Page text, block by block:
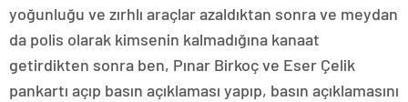
yoğunluğu ve zırhlı araçlar azaldıktan sonra ve meydan
da polis olarak kimsenin kalmadığına kanaat
getirdikten sonra ben, Pınar Birkoç ve Eser Çelik
pankartı açıp basın açıklaması yapıp, basın açıklamasını